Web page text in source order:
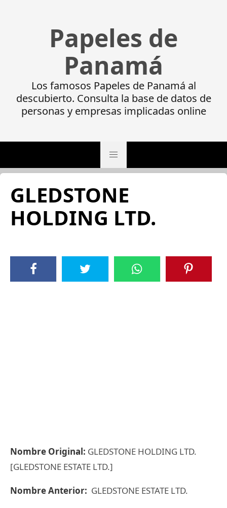
Papeles de
Panamá
Los famosos Papeles de Panamá al
descubierto. Consulta la base de datos de
personas y empresas implicadas online
GLEDSTONE
HOLDING LTD.
Nombre Original: GLEDSTONE HOLDING LTD.
[GLEDSTONE ESTATE LTD.]
Nombre Anterior: GLEDSTONE ESTATE LTD.